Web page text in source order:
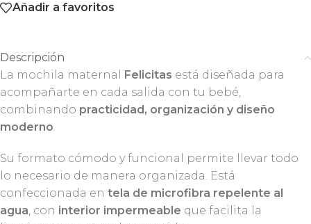
Añadir a favoritos
Descripción
La mochila maternal Felicitas está diseñada para
acompañarte en cada salida con tu bebé,
combinando practicidad, organización y diseño
moderno.
Su formato cómodo y funcional permite llevar todo
lo necesario de manera organizada. Está
confeccionada en tela de microfibra repelente al
agua, con interior impermeable que facilita la